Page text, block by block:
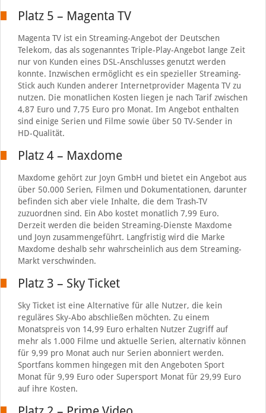
Platz 5 – Magenta TV
Magenta TV ist ein Streaming-Angebot der Deutschen
Telekom, das als sogenanntes Triple-Play-Angebot lange Zeit
nur von Kunden eines DSL-Anschlusses genutzt werden
konnte. Inzwischen ermöglicht es ein spezieller Streaming-
Stick auch Kunden anderer Internetprovider Magenta TV zu
nutzen. Die monatlichen Kosten liegen je nach Tarif zwischen
4,87 Euro und 7,75 Euro pro Monat. Im Angebot enthalten
sind einige Serien und Filme sowie über 50 TV-Sender in
HD-Qualität.
Platz 4 – Maxdome
Maxdome gehört zur Joyn GmbH und bietet ein Angebot aus
über 50.000 Serien, Filmen und Dokumentationen, darunter
befinden sich aber viele Inhalte, die dem Trash-TV
zuzuordnen sind. Ein Abo kostet monatlich 7,99 Euro.
Derzeit werden die beiden Streaming-Dienste Maxdome
und Joyn zusammengeführt. Langfristig wird die Marke
Maxdome deshalb sehr wahrscheinlich aus dem Streaming-
Markt verschwinden.
Platz 3 – Sky Ticket
Sky Ticket ist eine Alternative für alle Nutzer, die kein
reguläres Sky-Abo abschließen möchten. Zu einem
Monatspreis von 14,99 Euro erhalten Nutzer Zugriff auf
mehr als 1.000 Filme und aktuelle Serien, alternativ können
für 9,99 pro Monat auch nur Serien abonniert werden.
Sportfans kommen hingegen mit den Angeboten Sport
Monat für 9,99 Euro oder Supersport Monat für 29,99 Euro
auf ihre Kosten.